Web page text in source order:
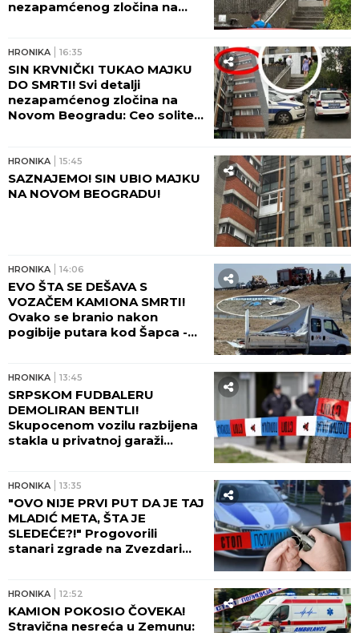
Otac Hejli Biber, čuveni glumac, otkrio zašto je
NAPUSTIO HOLIVUD: "Nisam hteo da budem kao
Tom Kruz", sreću pronašao u religiji - zaradio
mnogo para, oženio najzgodniju, a Isus je
njegova stena
PORODILA SE ZVEZDA GRANDA
Plavokosa pevačica donela na svet
sina, roditelji dali ime sa MOĆNIM
HRONIKA
svesti i reanimirali, ali
bezuspešno!
HRONIKA 17:57
Novom Beogradu - POLICIJA
GA KRVAVOG IZVELA IZ
STANA! (FOTO, VIDEO)
HRONIKA 17:20
poznati oftalmolog, presudio
joj sin kad mu je došla u
posetu! (FOTO, VIDEO)
HRONIKA 17:10
komšije nakon
nezapamćenog zločina na
Novom Beogradu: